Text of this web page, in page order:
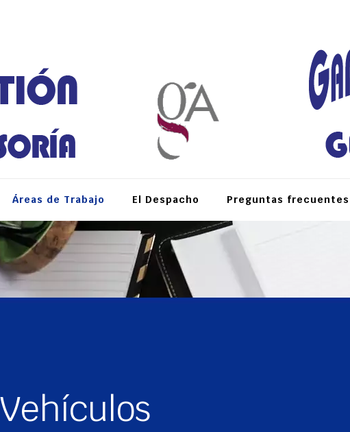
Áreas de Trabajo El Despacho Preguntas frecuentes